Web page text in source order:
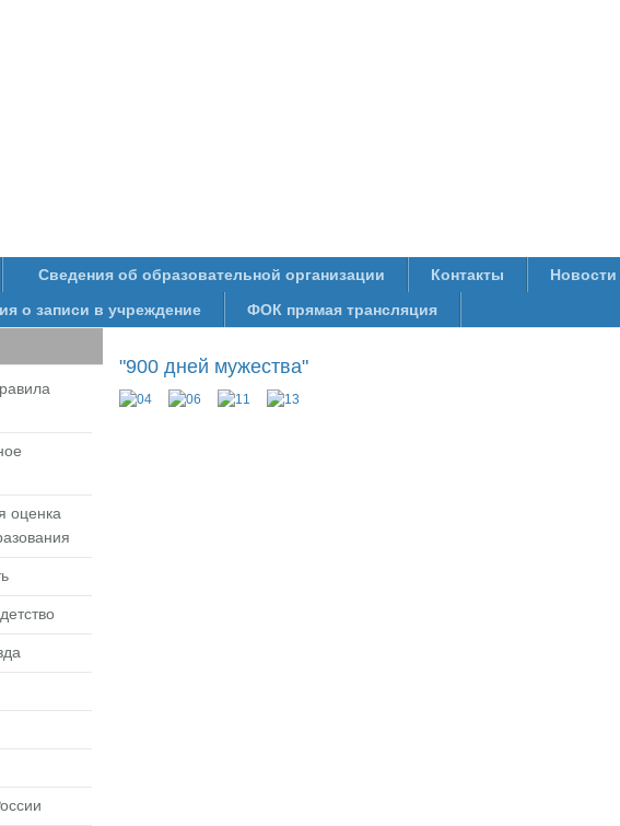
Сведения об образовательной организации Контакты Новости
о записи в учреждение
ФОК прямая трансляция
"900 дней мужества"
оценка